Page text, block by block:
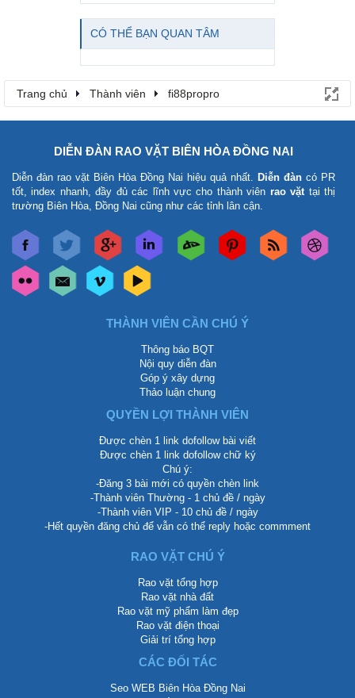
CÓ THỂ BẠN QUAN TÂM
Trang chủ Thành viên fi88propro
DIỄN ĐÀN RAO VẶT BIÊN HÒA ĐỒNG NAI
Diễn đàn rao vặt Biên Hòa Đồng Nai hiệu quả nhất. Diễn đàn có PR
tốt, index nhanh, đầy đủ các lĩnh vực cho thành viên rao vặttại thị
trường Biên Hòa, Đồng Nai cũng như các tỉnh lân cận.
THÀNH VIÊN CẦN CHÚ Ý
Thông báo BQT
Nội quy diễn đàn
Góp ý xây dựng
Thảo luận chung
QUYỀN LỢI THÀNH VIÊN
Được chèn 1 link dofollow bài viết
Được chèn 1 link dofollow chữ ký
Chú ý:
-Đăng 3 bài mới có quyền chèn link
-Thành viên Thường - 1 chủ đề / ngày
-Thành viên VIP - 10 chủ đề / ngày
-Hết quyền đăng chủ để vẫn có thể reply hoặc commment
RAO VẶT CHÚ Ý
Rao vặt tổng hợp
Rao vặt nhà đất
Rao vặt mỹ phẩm làm đẹp
Rao vặt điện thoại
Giải trí tổng hợp
CÁC ĐỐI TÁC
Seo WEB Biên Hòa Đồng Nai